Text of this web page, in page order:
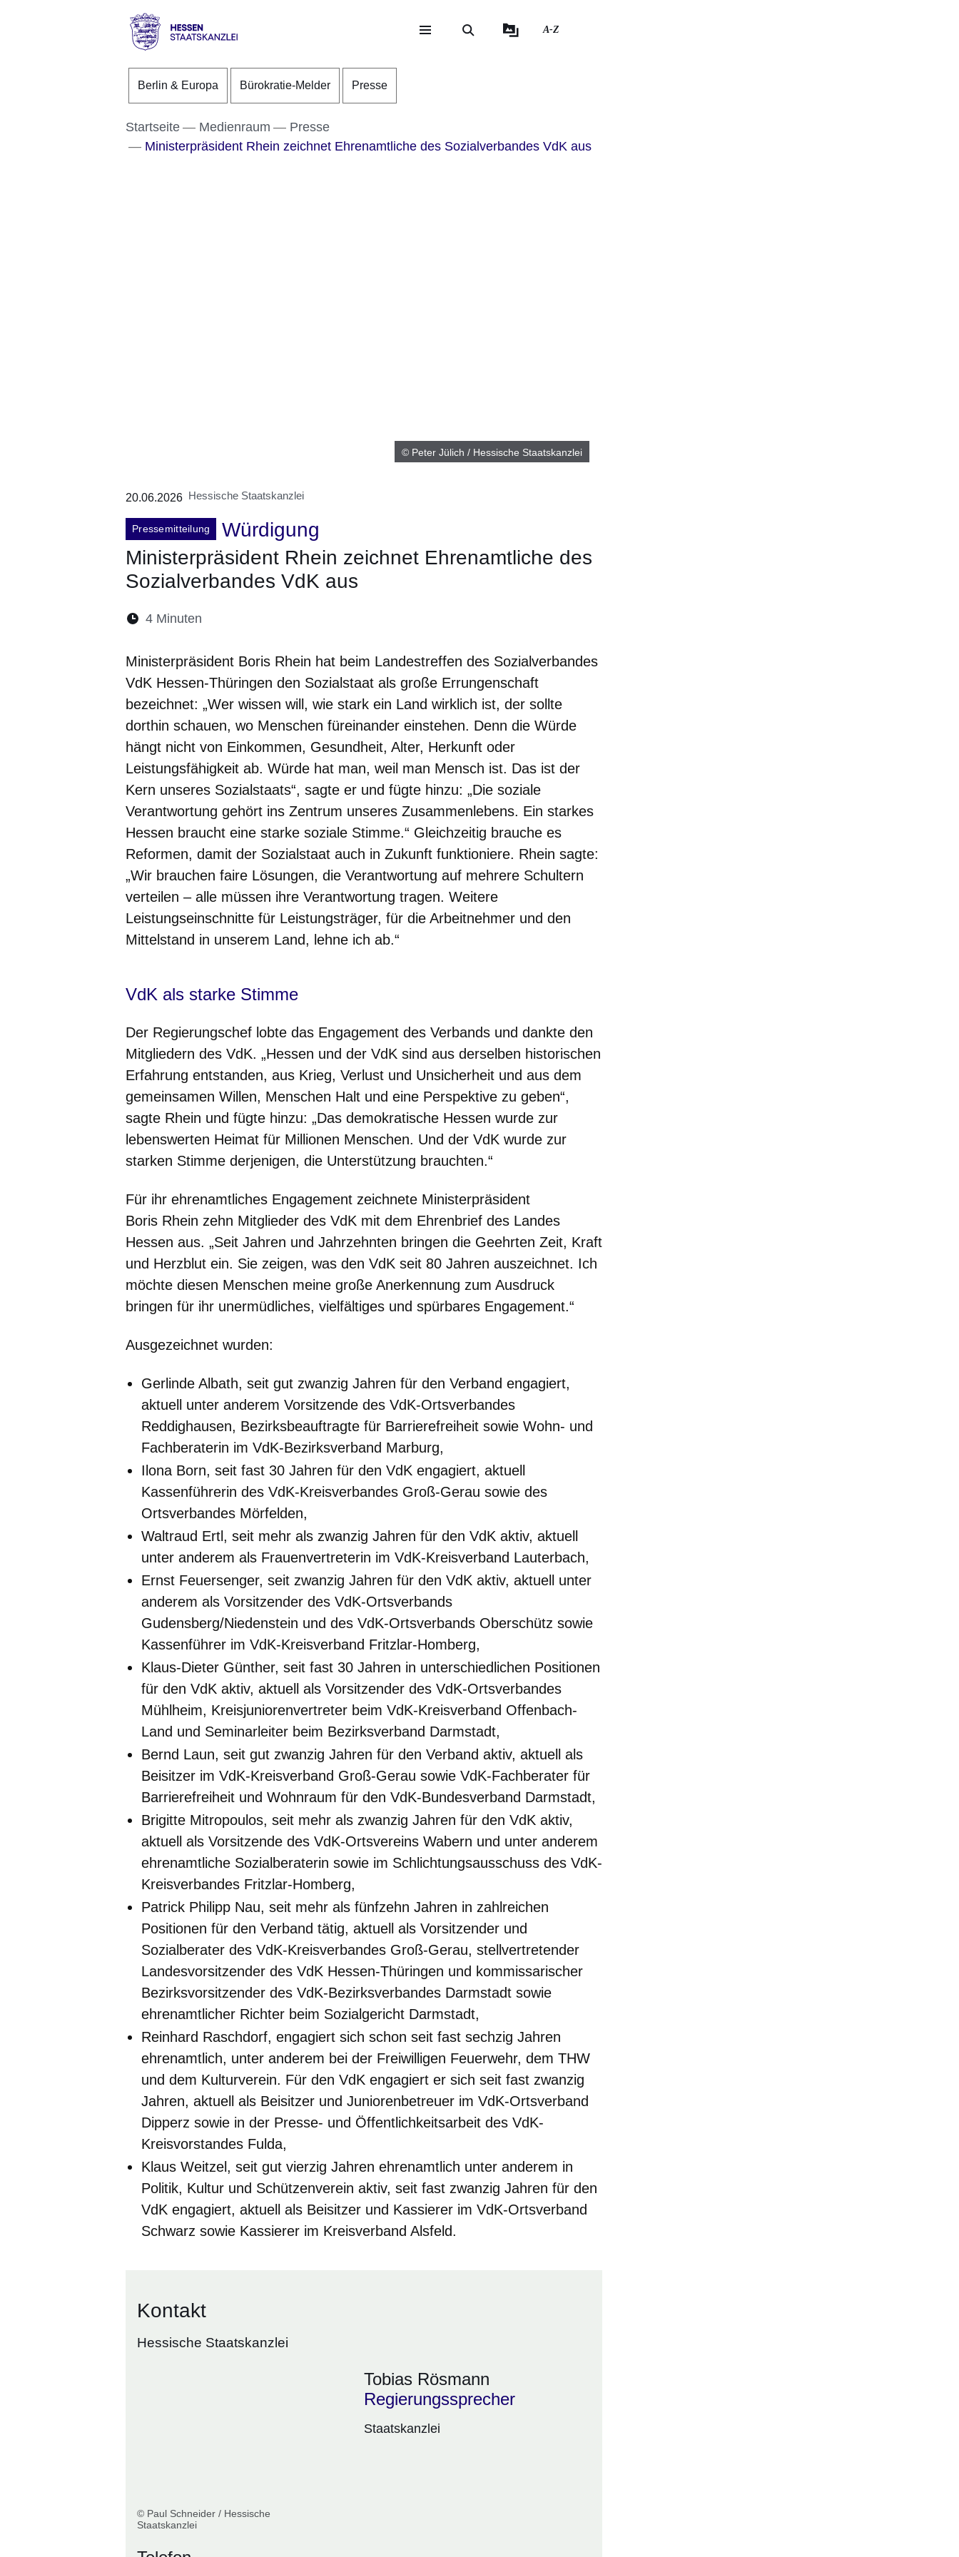
Direkt zum Kopf der Seite
Direkt zum Inhalt
Direkt zum Fuß der Seite
Staatskanzlei
A-Z
Berlin & Europa Bürokratie-Melder Presse
Startseite Medienraum
Presse
Ministerpräsident Rhein zeichnet Ehrenamtliche des Sozialverbandes VdK aus
© Peter Jülich / Hessische Staatskanzlei
20.06.2026 Hessische Staatskanzlei
Pressemitteilung
Würdigung
Ministerpräsident Rhein zeichnet Ehrenamtliche des
Sozialverbandes VdK aus
Lesedauer:
4 Minuten
Ministerpräsident Boris Rhein hat beim Landestreffen des Sozialverbandes
VdK Hessen-Thüringen den Sozialstaat als große Errungenschaft
bezeichnet: „Wer wissen will, wie stark ein Land wirklich ist, der sollte
dorthin schauen, wo Menschen füreinander einstehen. Denn die Würde
hängt nicht von Einkommen, Gesundheit, Alter, Herkunft oder
Leistungsfähigkeit ab. Würde hat man, weil man Mensch ist. Das ist der
Kern unseres Sozialstaats“, sagte er und fügte hinzu: „Die soziale
Verantwortung gehört ins Zentrum unseres Zusammenlebens. Ein starkes
Hessen braucht eine starke soziale Stimme.“ Gleichzeitig brauche es
Reformen, damit der Sozialstaat auch in Zukunft funktioniere. Rhein sagte:
„Wir brauchen faire Lösungen, die Verantwortung auf mehrere Schultern
verteilen – alle müssen ihre Verantwortung tragen. Weitere
Leistungseinschnitte für Leistungsträger, für die Arbeitnehmer und den
Mittelstand in unserem Land, lehne ich ab.“
VdK als starke Stimme
Der Regierungschef lobte das Engagement des Verbands und dankte den
Mitgliedern des VdK. „Hessen und der VdK sind aus derselben historischen
Erfahrung entstanden, aus Krieg, Verlust und Unsicherheit und aus dem
gemeinsamen Willen, Menschen Halt und eine Perspektive zu geben“,
sagte Rhein und fügte hinzu: „Das demokratische Hessen wurde zur
lebenswerten Heimat für Millionen Menschen. Und der VdK wurde zur
starken Stimme derjenigen, die Unterstützung brauchten.“
Für ihr ehrenamtliches Engagement zeichnete Ministerpräsident
Boris Rhein zehn Mitglieder des VdK mit dem Ehrenbrief des Landes
Hessen aus. „Seit Jahren und Jahrzehnten bringen die Geehrten Zeit, Kraft
und Herzblut ein. Sie zeigen, was den VdK seit 80 Jahren auszeichnet. Ich
möchte diesen Menschen meine große Anerkennung zum Ausdruck
bringen für ihr unermüdliches, vielfältiges und spürbares Engagement.“
Ausgezeichnet wurden:
Gerlinde Albath, seit gut zwanzig Jahren für den Verband engagiert,
aktuell unter anderem Vorsitzende des VdK-Ortsverbandes
Reddighausen, Bezirksbeauftragte für Barrierefreiheit sowie Wohn- und
Fachberaterin im VdK-Bezirksverband Marburg,
Ilona Born, seit fast 30 Jahren für den VdK engagiert, aktuell
Kassenführerin des VdK-Kreisverbandes Groß-Gerau sowie des
Ortsverbandes Mörfelden,
Waltraud Ertl, seit mehr als zwanzig Jahren für den VdK aktiv, aktuell
unter anderem als Frauenvertreterin im VdK-Kreisverband Lauterbach,
Ernst Feuersenger, seit zwanzig Jahren für den VdK aktiv, aktuell unter
anderem als Vorsitzender des VdK-Ortsverbands
Gudensberg/Niedenstein und des VdK-Ortsverbands Oberschütz sowie
Kassenführer im VdK-Kreisverband Fritzlar-Homberg,
Klaus-Dieter Günther, seit fast 30 Jahren in unterschiedlichen Positionen
für den VdK aktiv, aktuell als Vorsitzender des VdK-Ortsverbandes
Mühlheim, Kreisjuniorenvertreter beim VdK-Kreisverband Offenbach-
Land und Seminarleiter beim Bezirksverband Darmstadt,
Bernd Laun, seit gut zwanzig Jahren für den Verband aktiv, aktuell als
Beisitzer im VdK-Kreisverband Groß-Gerau sowie VdK-Fachberater für
Barrierefreiheit und Wohnraum für den VdK-Bundesverband Darmstadt,
Brigitte Mitropoulos, seit mehr als zwanzig Jahren für den VdK aktiv,
aktuell als Vorsitzende des VdK-Ortsvereins Wabern und unter anderem
ehrenamtliche Sozialberaterin sowie im Schlichtungsausschuss des VdK-
Kreisverbandes Fritzlar-Homberg,
Patrick Philipp Nau, seit mehr als fünfzehn Jahren in zahlreichen
Positionen für den Verband tätig, aktuell als Vorsitzender und
Sozialberater des VdK-Kreisverbandes Groß-Gerau, stellvertretender
Landesvorsitzender des VdK Hessen-Thüringen und kommissarischer
Bezirksvorsitzender des VdK-Bezirksverbandes Darmstadt sowie
ehrenamtlicher Richter beim Sozialgericht Darmstadt,
Reinhard Raschdorf, engagiert sich schon seit fast sechzig Jahren
ehrenamtlich, unter anderem bei der Freiwilligen Feuerwehr, dem THW
und dem Kulturverein. Für den VdK engagiert er sich seit fast zwanzig
Jahren, aktuell als Beisitzer und Juniorenbetreuer im VdK-Ortsverband
Dipperz sowie in der Presse- und Öffentlichkeitsarbeit des VdK-
Kreisvorstandes Fulda,
Klaus Weitzel, seit gut vierzig Jahren ehrenamtlich unter anderem in
Politik, Kultur und Schützenverein aktiv, seit fast zwanzig Jahren für den
VdK engagiert, aktuell als Beisitzer und Kassierer im VdK-Ortsverband
Schwarz sowie Kassierer im Kreisverband Alsfeld.
Kontakt
Hessische Staatskanzlei
© Paul Schneider / Hessische
Staatskanzlei
Tobias Rösmann
Regierungssprecher
Staatskanzlei